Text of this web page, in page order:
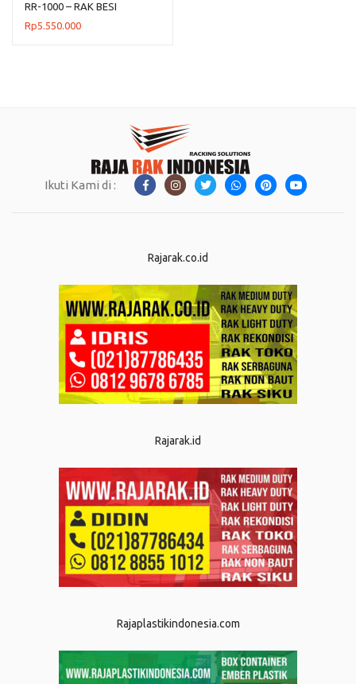
RR-1000 – RAK BESI
GUDANG UKURAN BESAR
Rp5.550.000
Ikuti Kami di :
Rajarak.co.id
Rajarak.id
Rajaplastikindonesia.com